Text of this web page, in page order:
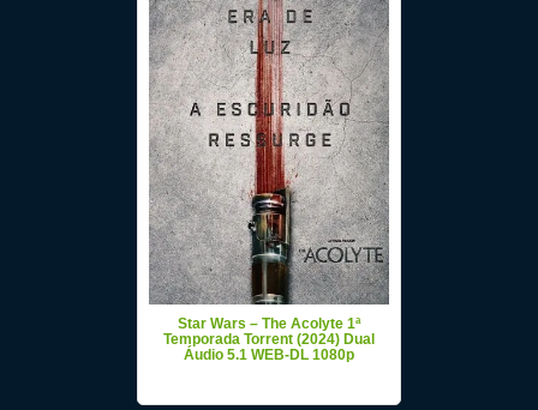
Star Wars – The Acolyte 1ª
Temporada Torrent (2024) Dual
Áudio 5.1 WEB-DL 1080p